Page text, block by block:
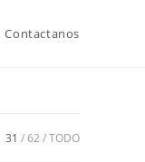
Contactanos
31 62 TODO